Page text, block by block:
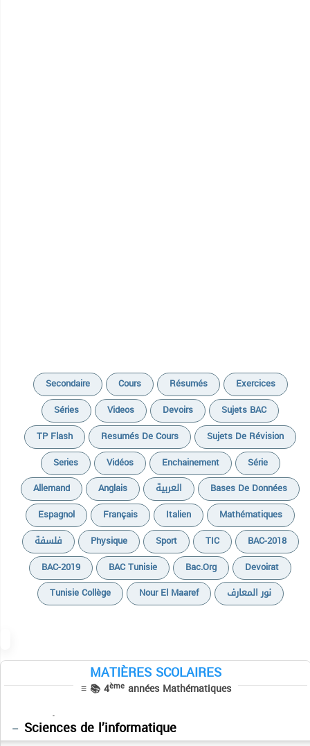
Secondaire Cours Résumés
Exercices
Séries
Videos Devoirs
Sujets BAC
TP Flash
Resumés De Cours
Sujets De Révision
Series
Vidéos Enchainement
Série
Allemand
Anglais العربية
Bases De Données
Espagnol
Français Italien
Mathématiques
فلسفة
Physique Sport TIC
BAC-2018
BAC-2019
BAC Tunisie Bac.org
Devoirat
Tunisie Collège
Nour El Maaref نور المعارف
MATIÈRES SCOLAIRES
≡ 📚 4èmeannées Mathématiques
Physique
Cours
Devoirs
Devoirs Pilotes
Résumés
Résumés de cours
Séries
Italien
Devoir de contrôle n°1
Devoir de contrôle n°2
Devoir de contrôle n°3
Devoir de synthèse n°3
فلسفة
Cours
Sciences de l’informatique